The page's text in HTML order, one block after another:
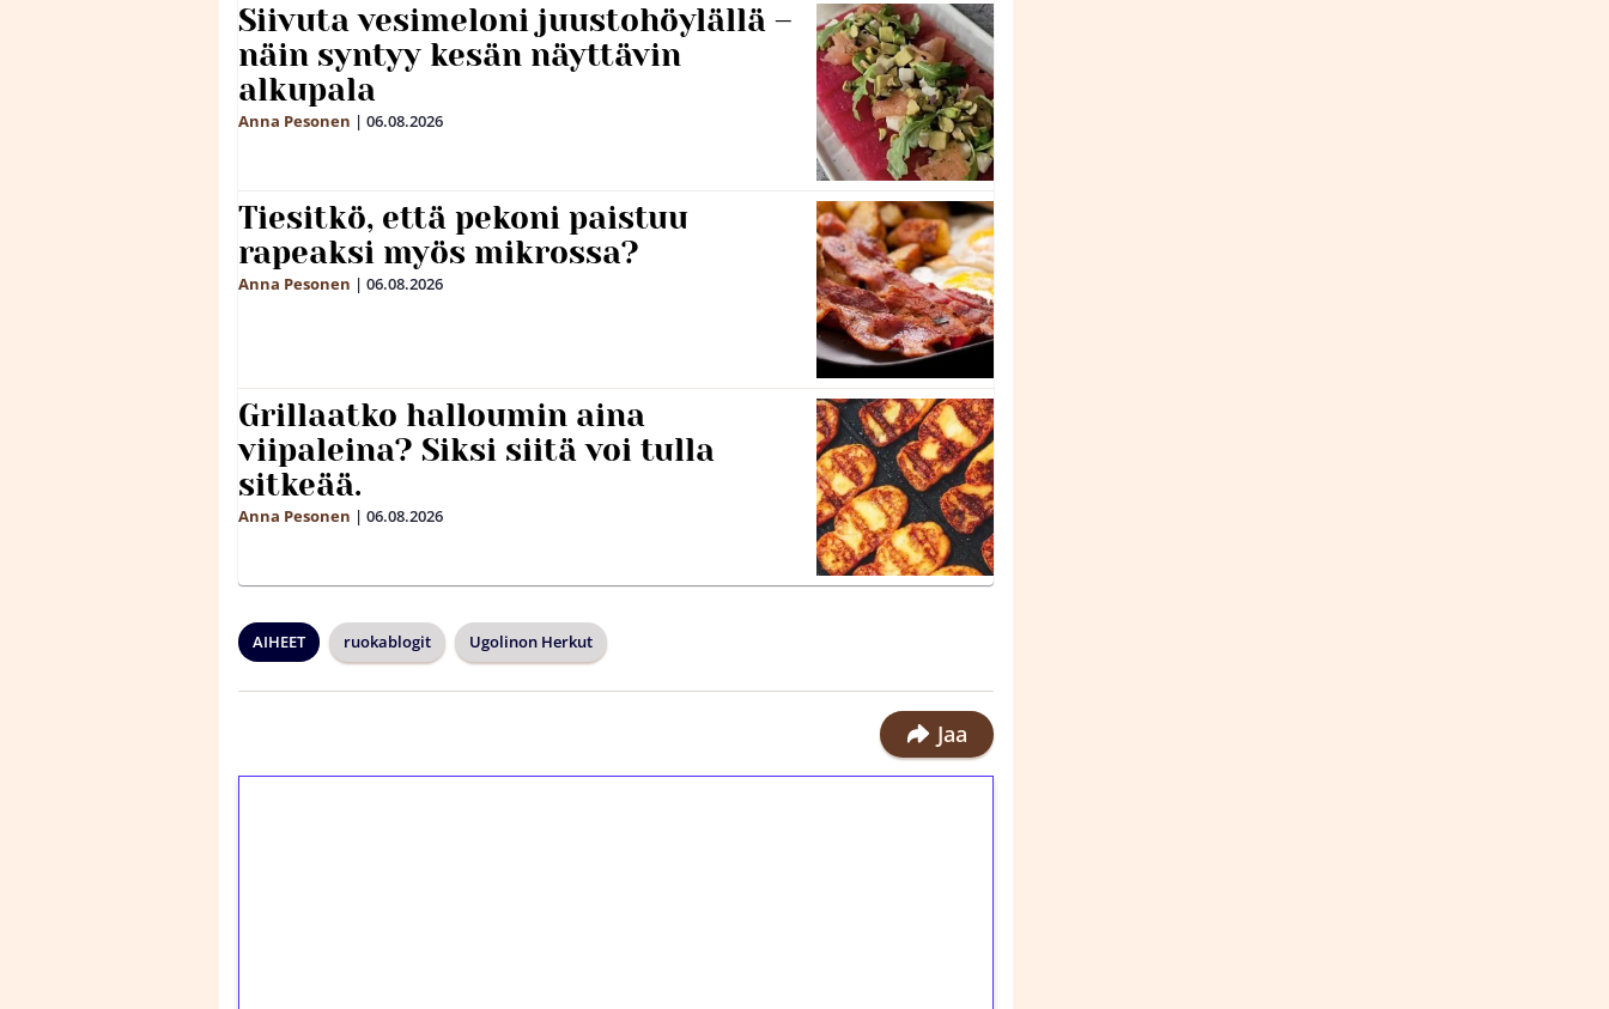
Siivuta vesimeloni juustohöylällä –
näin syntyy kesän näyttävin
alkupala
Anna Pesonen | 06.08.2026
Tiesitkö, että pekoni paistuu
rapeaksi myös mikrossa?
Anna Pesonen | 06.08.2026
Grillaatko halloumin aina
viipaleina? Siksi siitä voi tulla
sitkeää.
Anna Pesonen | 06.08.2026
AIHEET ruokablogit Ugolinon Herkut
Jaa